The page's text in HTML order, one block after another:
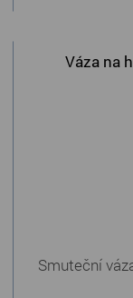
Váza na
Smuteční